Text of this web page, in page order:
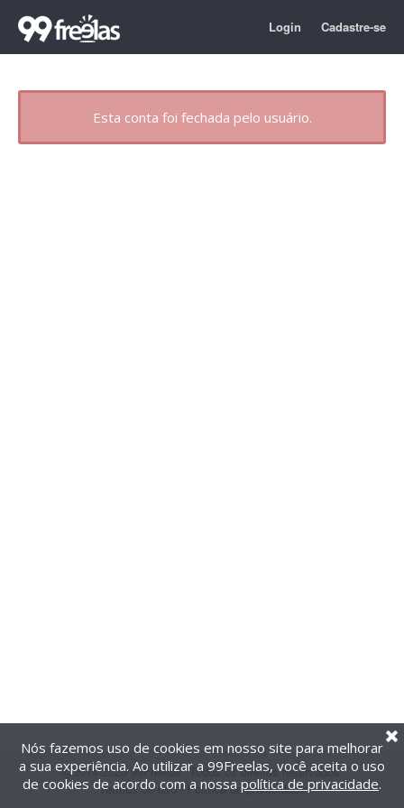
Login Cadastre-se
Esta conta foi fechada pelo usuário.
@2014-2026 99Freelas. Todos os direitos reservados.
Termos de uso| Política de privacidade
Nós fazemos uso de cookies em nosso site para melhorar
a sua experiência. Ao utilizar a 99Freelas, você aceita o uso
de cookies de acordo com a nossa política de privacidade.